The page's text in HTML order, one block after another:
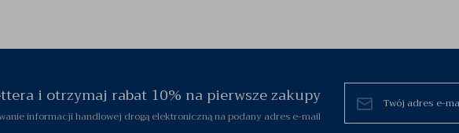
i otrzymaj rabat 10% na pierwsze zakupy
informacji handlowej drogą elektroniczną na podany adres e-mail